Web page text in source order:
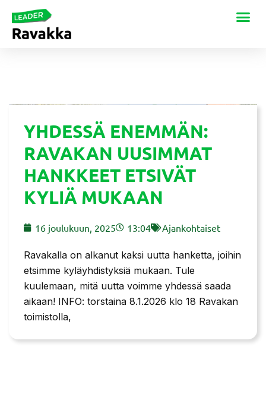
YHDESSÄ ENEMMÄN:
RAVAKAN UUSIMMAT
HANKKEET ETSIVÄT
KYLIÄ MUKAAN
16 joulukuun, 2025 13:04 Ajankohtaiset
Ravakalla on alkanut kaksi uutta hanketta, joihin
etsimme kyläyhdistyksiä mukaan. Tule
kuulemaan, mitä uutta voimme yhdessä saada
aikaan! INFO: torstaina 8.1.2026 klo 18 Ravakan
toimistolla,